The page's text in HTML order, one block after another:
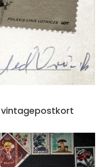
vintagepostkort